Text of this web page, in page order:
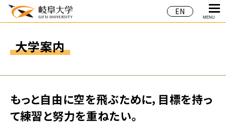
EN
MENU
大学案内
もっと自由に空を飛ぶために，目標を持っ
て練習と努力を重ねたい。